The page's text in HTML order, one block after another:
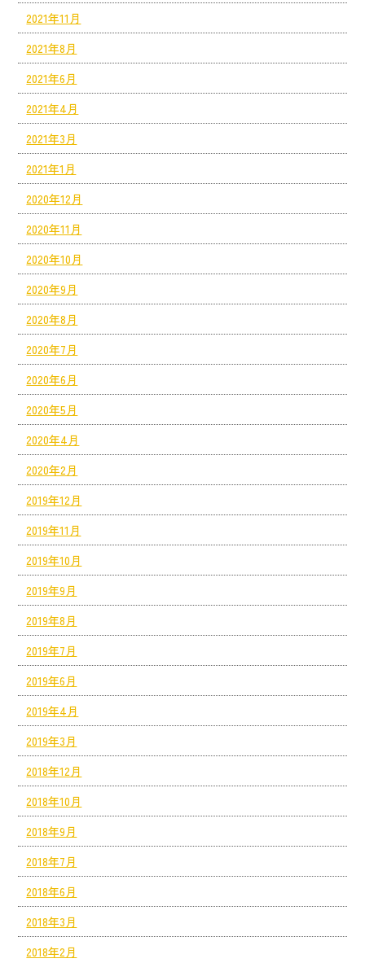
2021年11月
2021年8月
2021年6月
2021年4月
2021年3月
2021年1月
2020年12月
2020年11月
2020年10月
2020年9月
2020年8月
2020年7月
2020年6月
2020年5月
2020年4月
2020年2月
2019年12月
2019年11月
2019年10月
2019年9月
2019年8月
2019年7月
2019年6月
2019年4月
2019年3月
2018年12月
2018年10月
2018年9月
2018年7月
2018年6月
2018年3月
2018年2月